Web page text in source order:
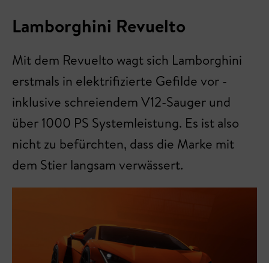
Lamborghini Revuelto
Mit dem Revuelto wagt sich Lamborghini
erstmals in elektrifizierte Gefilde vor -
inklusive schreiendem V12-Sauger und
über 1000 PS Systemleistung. Es ist also
nicht zu befürchten, dass die Marke mit
dem Stier langsam verwässert.